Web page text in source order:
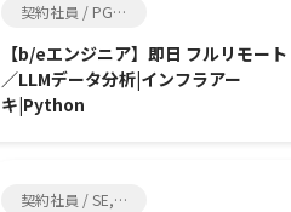
契約社員 / PG, SE
【b/eエンジニア】即日 フルリモート
／LLMデータ分析|インフラアー
キ|Python
契約社員 / SE, 品質管理